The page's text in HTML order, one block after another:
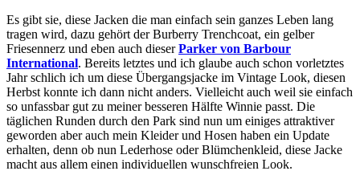
Es gibt sie, diese Jacken die man einfach sein ganzes Leben lang
tragen wird, dazu gehört der Burberry Trenchcoat, ein gelber
Friesennerz und eben auch dieserParker von Barbour
International. Bereits letztes und ich glaube auch schon vorletztes
Jahr schlich ich um diese Übergangsjacke im Vintage Look, diesen
Herbst konnte ich dann nicht anders. Vielleicht auch weil sie einfach
so unfassbar gut zu meiner besseren Hälfte Winnie passt. Die
täglichen Runden durch den Park sind nun um einiges attraktiver
geworden aber auch mein Kleider und Hosen haben ein Update
erhalten, denn ob nun Lederhose oder Blümchenkleid, diese Jacke
macht aus allem einen individuellen wunschfreien Look.